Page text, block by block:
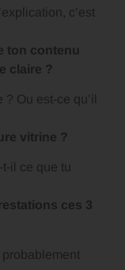
c’est
ton contenu
claire ?
Ou est-ce qu’il
vitrine ?
il ce que tu
ces 3